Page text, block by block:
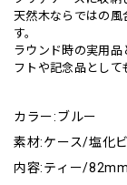
天然木ならではの風
す。
ラウンド時の実用
フトや記念品として
カラー:ブルー
素材:ケース/塩化
内容:ティー/